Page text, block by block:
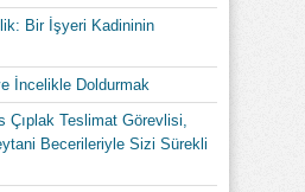
Bir İşyeri Kadininin
İncelikle Doldurmak
Çıplak Teslimat Görevlisi,
Becerileriyle Sizi Sürekli